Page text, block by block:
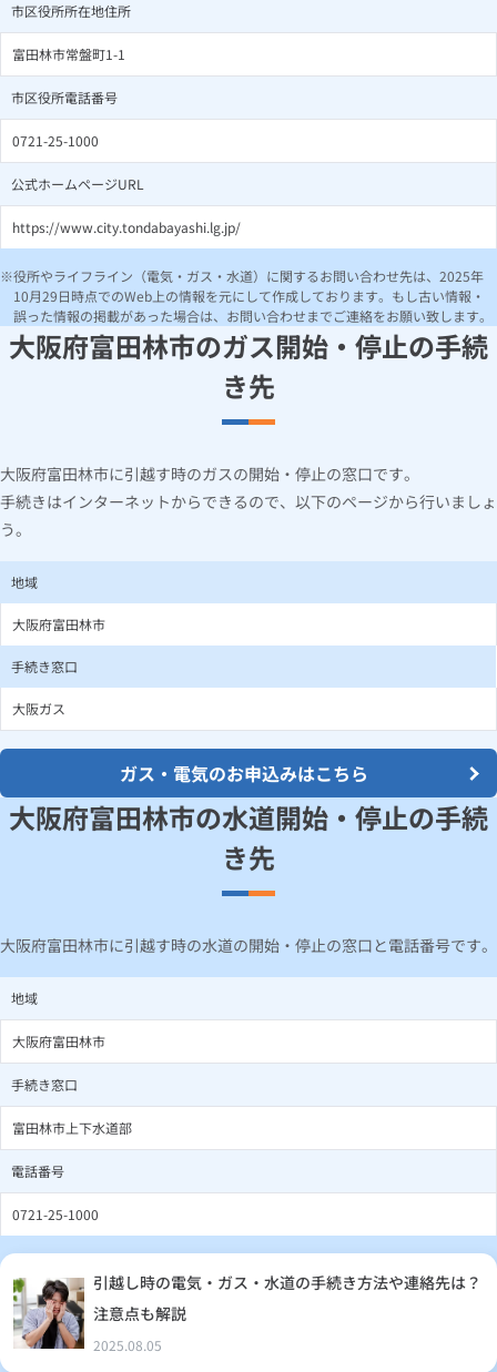
市区役所所在地住所
富田林市常盤町1-1
市区役所電話番号
0721-25-1000
公式ホームページURL
https://www.city.tondabayashi.lg.jp/
役所やライフライン（電気・ガス・水道）に関するお問い合わせ先は、2025年
10月29日時点でのWeb上の情報を元にして作成しております。もし古い情報・
誤った情報の掲載があった場合は、お問い合わせまでご連絡をお願い致します。
大阪府富田林市のガス開始・停止の手続
き先
大阪府富田林市に引越す時のガスの開始・停止の窓口です。
手続きはインターネットからできるので、以下のページから行いましょ
う。
地域
大阪府富田林市
手続き窓口
大阪ガス
ガス・電気のお申込みはこちら
大阪府富田林市の水道開始・停止の手続
き先
大阪府富田林市に引越す時の水道の開始・停止の窓口と電話番号です。
地域
大阪府富田林市
手続き窓口
富田林市上下水道部
電話番号
0721-25-1000
引越し時の電気・ガス・水道の手続き方法や連絡先は？
注意点も解説
2025.08.05